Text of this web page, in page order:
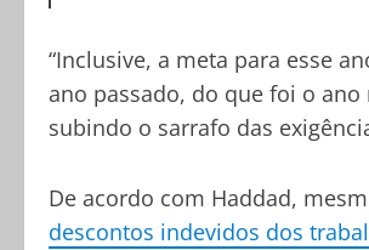
“Inclusive, a meta para esse
ano passado, do que foi o
subindo o sarrafo das
De acordo com Haddad,
descontos indevidos dos